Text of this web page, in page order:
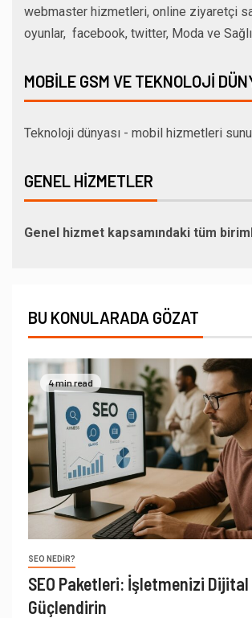
webmaster hizmetleri, online ziyaretçi
oyunlar, facebook, twitter, Moda ve
MOBILE GSM VE TEKNOLOJI
Teknoloji dünyası - mobil hizmetleri
GENEL HIZMETLER
Genel hizmet kapsamındaki tüm
BU KONULARADA GÖZAT
4 min read
SEO NEDIR?
SEO Paketleri: İşletmenizi
Güçlendirin